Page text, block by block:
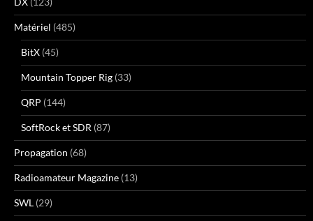
Matériel (485)
BitX (45)
Mountain Topper Rig (33)
QRP (144)
SoftRock et SDR (87)
Propagation (68)
Radioamateur Magazine (13)
SWL (29)